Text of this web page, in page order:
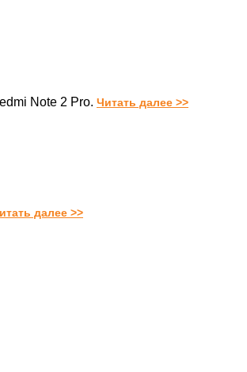
Note 2 Pro. Читать далее >>
далее >>